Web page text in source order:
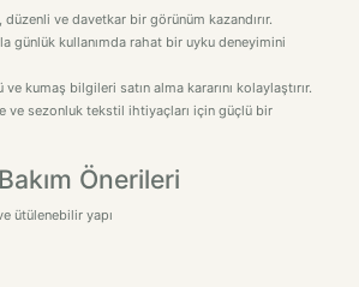
düzenli ve davetkar bir görünüm kazandırır.
günlük kullanımda rahat bir uyku deneyimini
kumaş bilgileri satın alma kararını kolaylaştırır.
ve sezonluk tekstil ihtiyaçları için güçlü bir
Önerileri
ütülenebilir yapı